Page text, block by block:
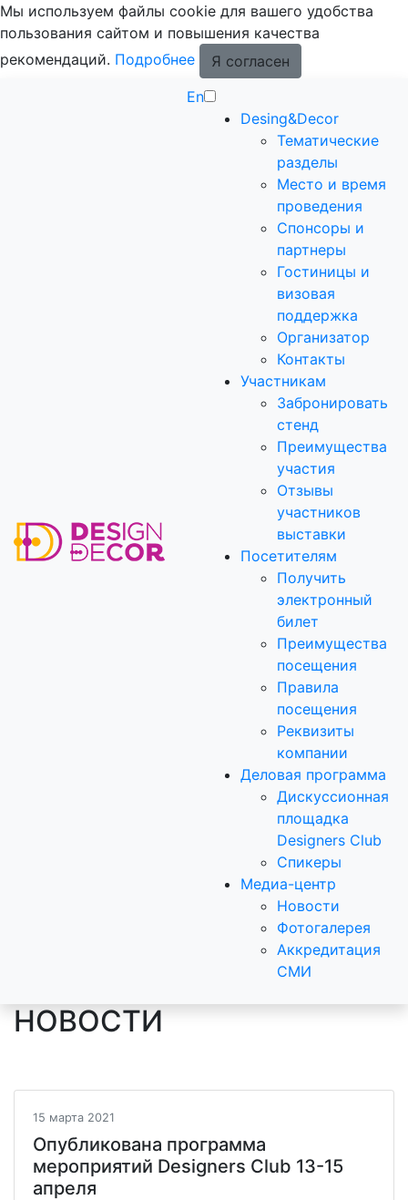
Мы используем файлы cookie для вашего удобства
пользования сайтом и повышения качества
рекомендаций. Подробнее
Я согласен
En
Desing&Decor
Тематические
разделы
Место и время
проведения
Спонсоры и
партнеры
Гостиницы и
визовая
поддержка
Организатор
Контакты
Участникам
Забронировать
стенд
Преимущества
участия
Отзывы
участников
выставки
Посетителям
Получить
электронный
билет
Преимущества
посещения
Правила
посещения
Реквизиты
компании
Деловая программа
Дискуссионная
площадка
Designers Club
Спикеры
Медиа-центр
Новости
Фотогалерея
Аккредитация
СМИ
НОВОСТИ
15 марта 2021
Опубликована программа
мероприятий Designers Club 13-15
апреля